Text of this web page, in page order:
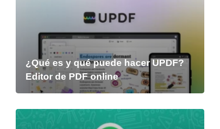
¿Qué es y qué puede hacer UPDF?
Editor de PDF online